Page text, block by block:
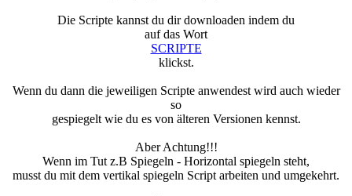
Die Scripte kannst du dir downloaden indem du
auf das Wort
SCRIPTE
klickst.
Wenn du dann die jeweiligen Scripte anwendest wird auch wieder
so
gespiegelt wie du es von älteren Versionen kennst.
Aber Achtung!!!
Wenn im Tut z.B Spiegeln - Horizontal spiegeln steht,
musst du mit dem vertikal spiegeln Script arbeiten und umgekehrt.